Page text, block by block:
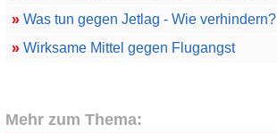
»Was tun gegen Jetlag - Wie verhindern?
»Wirksame Mittel gegen Flugangst
Mehr zum Thema: